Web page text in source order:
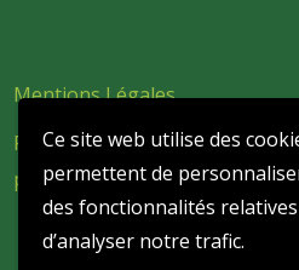
Ce site web utilise des
permettent de
des fonctionnalités
d’analyser notre trafic.
Mentions Légales
Politique de confidentialité et
personnelles